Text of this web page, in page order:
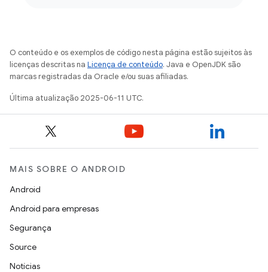
O conteúdo e os exemplos de código nesta página estão sujeitos às
licenças descritas na Licença de conteúdo. Java e OpenJDK são
marcas registradas da Oracle e/ou suas afiliadas.
Última atualização 2025-06-11 UTC.
MAIS SOBRE O ANDROID
Android
Android para empresas
Segurança
Source
Notícias